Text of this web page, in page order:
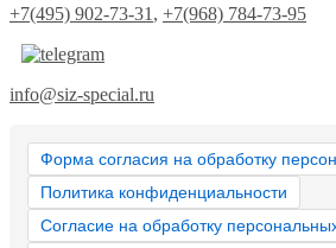
+7(495) 902-73-31 , +7(968) 784-73-95
info@siz-special.ru
Форма согласия на обработку
Политика конфиденциальности
Согласие на обработку